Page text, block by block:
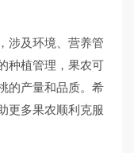
涉及环境、营养管
种植管理，果农可
的产量和品质。希
更多果农顺利克服